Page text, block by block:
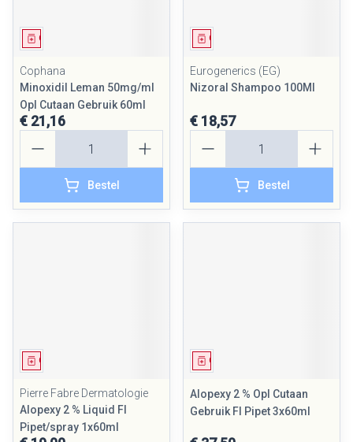
Geneesmiddel
Cophana
Minoxidil Leman 50mg/ml
Opl Cutaan Gebruik 60ml
€ 21,16
Bestel
Geneesmiddel
Eurogenerics (EG)
Nizoral Shampoo 100Ml
€ 18,57
Bestel
Geneesmiddel
Pierre Fabre Dermatologie
Alopexy 2 % Liquid Fl
Pipet/spray 1x60ml
Geneesmiddel
Alopexy 2 % Opl Cutaan
Gebruik Fl Pipet 3x60ml